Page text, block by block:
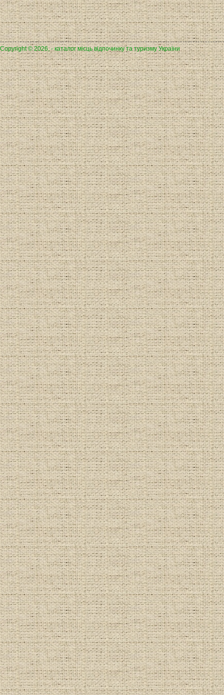
Copyright © 2026, - каталог місць відпочинку та туризму України